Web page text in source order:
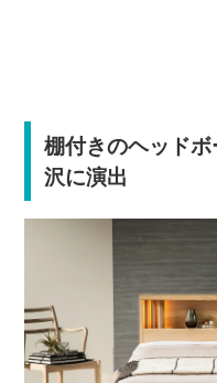
棚付きのヘッド
沢に演出